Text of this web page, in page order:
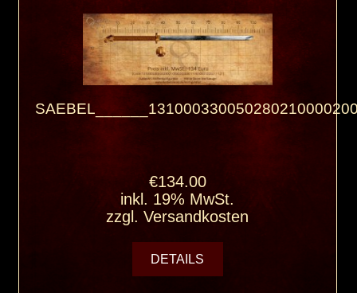
€134.00
inkl. 19% MwSt.
zzgl.Versandkosten
DETAILS